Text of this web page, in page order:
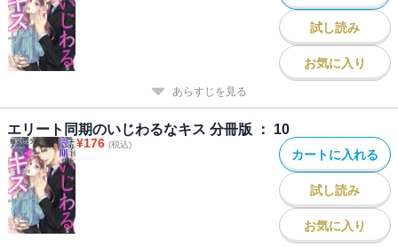
試し読み
お気に入り
あらすじを見る
エリート同期のいじわるなキス 分冊版 ： 10
¥176 (税込)
カートに入れる
試し読み
お気に入り